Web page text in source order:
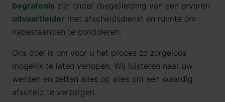
begrafenis zijn onder (bege)leiding van een ervaren
uitvaartleider met afscheidsdienst en ruimte om
nabestaanden te condoleren.
Ons doel is om voor u het proces zo zorgeloos
mogelijk te laten verlopen. Wij luisteren naar uw
wensen en zetten alles op alles om een waardig
afscheid te verzorgen.